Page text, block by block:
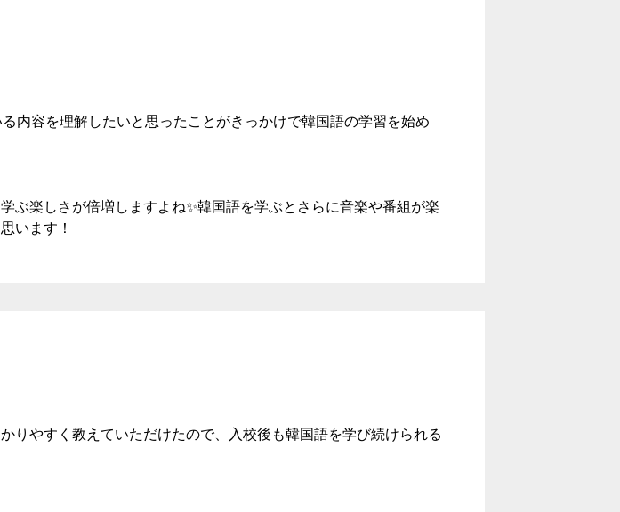
内容を理解したいと思ったことがきっかけで韓国語の学習を始め
ぶ楽しさが倍増しますよね✨韓国語を学ぶとさらに音楽や番組が楽
います！
りやすく教えていただけたので、入校後も韓国語を学び続けられる